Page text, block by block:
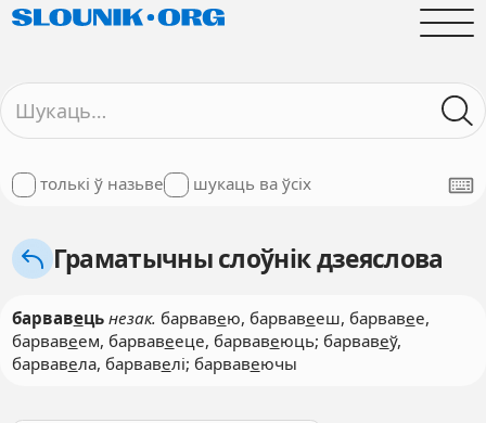
толькі ў назьве шукаць ва ўсіх
Граматычны слоўнік дзеяслова
барвавець незак. барвавею, барвавееш, барвавее,
барвавеем, барвавееце, барвавеюць; барвавеў,
барвавела, барвавелі; барвавеючы